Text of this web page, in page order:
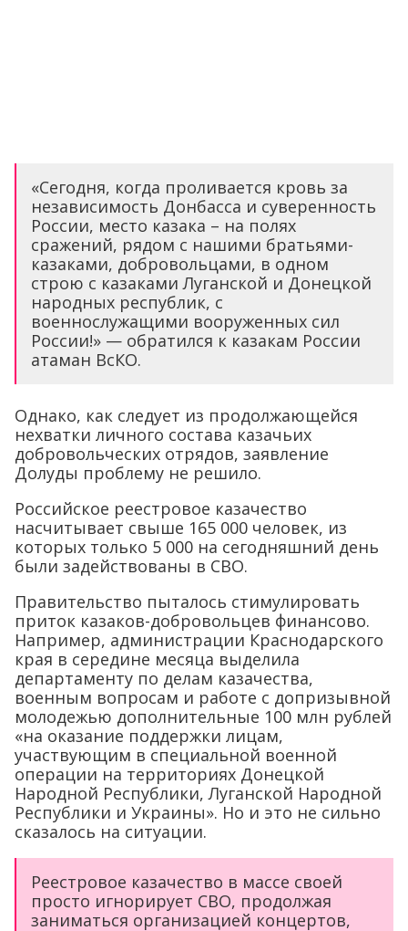
«Сегодня, когда проливается кровь за
независимость Донбасса и суверенность
России, место казака – на полях
сражений, рядом с нашими братьями-
казаками, добровольцами, в одном
строю с казаками Луганской и Донецкой
народных республик, с
военнослужащими вооруженных сил
России!» — обратился к казакам России
атаман ВсКО.
Однако, как следует из продолжающейся
нехватки личного состава казачьих
добровольческих отрядов, заявление
Долуды проблему не решило.
Российское реестровое казачество
насчитывает свыше 165 000 человек, из
которых только 5 000 на сегодняшний день
были задействованы в СВО.
Правительство пыталось стимулировать
приток казаков-добровольцев финансово.
Например, администрации Краснодарского
края в середине месяца выделила
департаменту по делам казачества,
военным вопросам и работе с допризывной
молодежью дополнительные 100 млн рублей
«на оказание поддержки лицам,
участвующим в специальной военной
операции на территориях Донецкой
Народной Республики, Луганской Народной
Республики и Украины». Но и это не сильно
сказалось на ситуации.
Реестровое казачество в массе своей
просто игнорирует СВО, продолжая
заниматься организацией концертов,